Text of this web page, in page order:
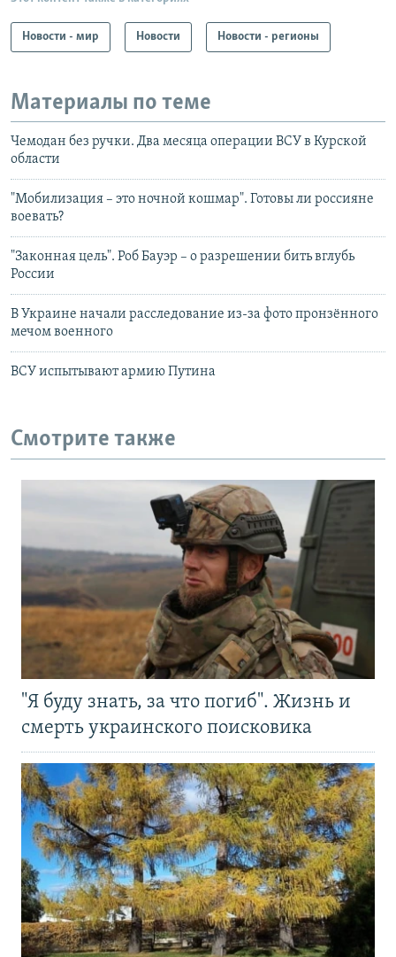
Новости - мир Новости Новости - регионы
Материалы по теме
Чемодан без ручки. Два месяца операции ВСУ в Курской
области
"Мобилизация – это ночной кошмар". Готовы ли россияне
воевать?
"Законная цель". Роб Бауэр – о разрешении бить вглубь
России
В Украине начали расследование из-за фото пронзённого
мечом военного
ВСУ испытывают армию Путина
Смотрите также
"Я буду знать, за что погиб". Жизнь и
смерть украинского поисковика